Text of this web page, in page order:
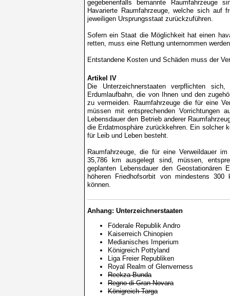
gegebenenfalls bemannte Raumfahrzeuge
Havarierte Raumfahrzeuge, welche sich auf
jeweiligen Ursprungsstaat zurückzuführen.
Sofern ein Staat die Möglichkeit hat einen
retten, muss eine Rettung unternommen
Entstandene Kosten und Schäden muss der
Artikel IV
Die Unterzeichnerstaaten verpflichten
Erdumlaufbahn, die von Ihnen und den
zu vermeiden. Raumfahrzeuge die für eine
müssen mit entsprechenden Vorrichtungen
Lebensdauer den Betrieb anderer
die Erdatmosphäre zurückkehren. Ein solcher
für Leib und Leben besteht.
Raumfahrzeuge, die für eine Verweildauer
35,786 km ausgelegt sind, müssen,
geplanten Lebensdauer den
höheren Friedhofsorbit von mindestens
können.
Anhang: Unterzeichnerstaaten
Föderale Republik Andro
Kaiserreich Chinopien
Medianisches Imperium
Königreich Pottyland
Liga Freier Republiken
Royal Realm of Glenverness
Reekza Bunda
Regno di Gran Novara
Königreich Targa